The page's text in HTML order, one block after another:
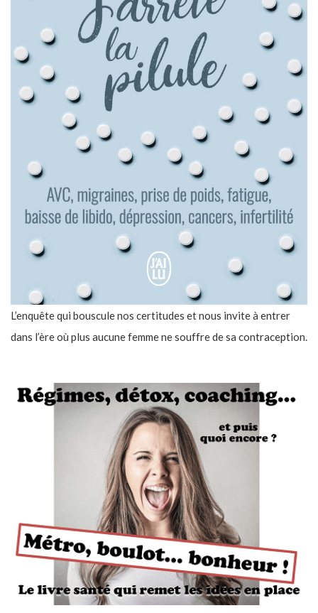
L’enquête qui bouscule nos certitudes et nous invite à entrer
dans l’ère où plus aucune femme ne souffre de sa contraception.